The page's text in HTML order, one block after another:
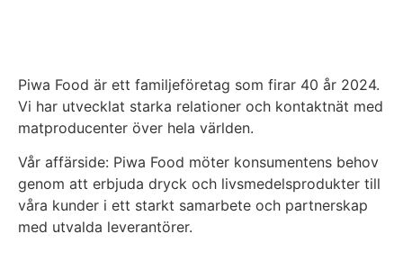
Piwa Food är ett familjeföretag som firar 40 år 2024.
Vi har utvecklat starka relationer och kontaktnät med
matproducenter över hela världen.
Vår affärside: Piwa Food möter konsumentens behov
genom att erbjuda dryck och livsmedelsprodukter till
våra kunder i ett starkt samarbete och partnerskap
med utvalda leverantörer.